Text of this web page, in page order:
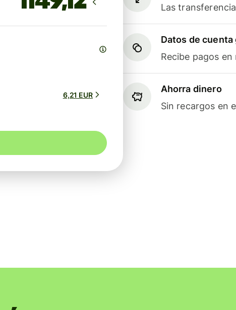
Las
Datos de cuenta
Recibe pagos
Ahorra dinero
Sin recargos en
6,21 EUR